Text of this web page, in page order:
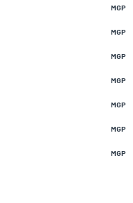
WEC
MGP
MGP
MGP
MGP
MGP
MGP
MGP